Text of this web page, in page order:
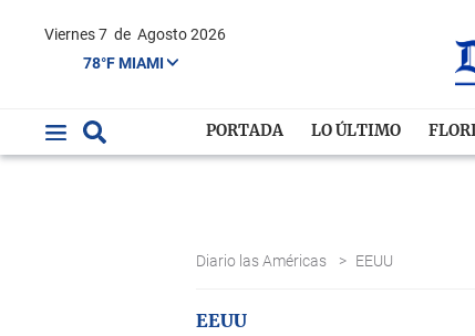
Viernes 7 de Agosto 2026
78°F MIAMI
PORTADA LO ÚLTIMO
Diario las Américas > EEUU
EEUU